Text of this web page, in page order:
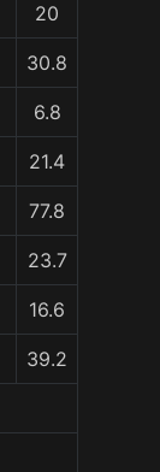
20
30.8
6.8
21.4
77.8
23.7
16.6
39.2